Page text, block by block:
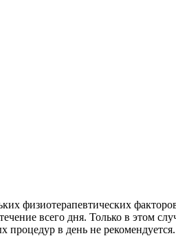
физиотерапевтических
всего дня. Только в этом
в день не рекомендуется.